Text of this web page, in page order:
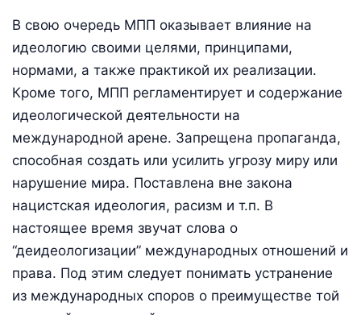
В свою очередь МПП оказывает влияние на
идеологию своими целями, принципами,
нормами, а также практикой их реализации.
Кроме того, МПП регламентирует и содержание
идеологической деятельности на
международной арене. Запрещена пропаганда,
способная создать или усилить угрозу миру или
нарушение мира. Поставлена вне закона
нацистская идеология, расизм и т.п. В
настоящее время звучат слова о
“деидеологизации” международных отношений и
права. Под этим следует понимать устранение
из международных споров о преимуществе той